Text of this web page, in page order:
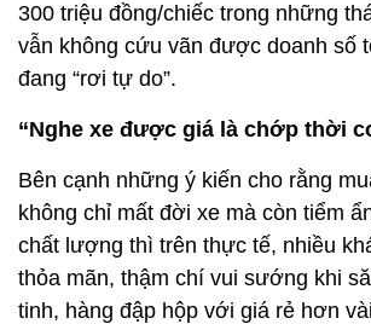
300 triệu đồng/chiếc trong những
vẫn không cứu vãn được doanh số
đang “rơi tự do”.
“Nghe xe được giá là chớp thời
Bên cạnh những ý kiến cho rằng
không chỉ mất đời xe mà còn tiểm
chất lượng thì trên thực tế, nhiều
thỏa mãn, thậm chí vui sướng khi
tinh, hàng đập hộp với giá rẻ hơn